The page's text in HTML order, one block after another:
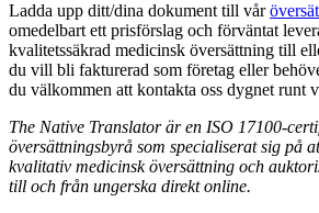
Ladda upp ditt/dina dokument till vår
omedelbart ett prisförslag och förväntat
kvalitetssäkrad medicinsk översättning till
du vill bli fakturerad som företag eller
du välkommen att kontakta oss dygnet runt
The Native Translator är en ISO 17100-
översättningsbyrå som specialiserat sig på
kvalitativ medicinsk översättning och
till och från ungerska direkt online.